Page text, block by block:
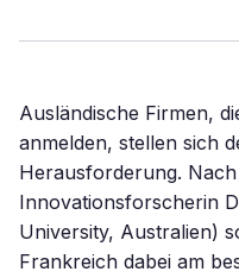
Ausländische Firmen,
anmelden, stellen sich
Herausforderung.
Innovationsforscherin
University, Australien)
Frankreich dabei am